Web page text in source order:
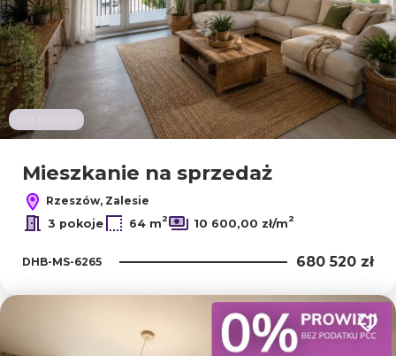
Mieszkanie na sprzedaż
Rzeszów, Zalesie
3 pokoje
64 m2 10 600,00 zł/m2
DHB-MS-6265 680 520 zł